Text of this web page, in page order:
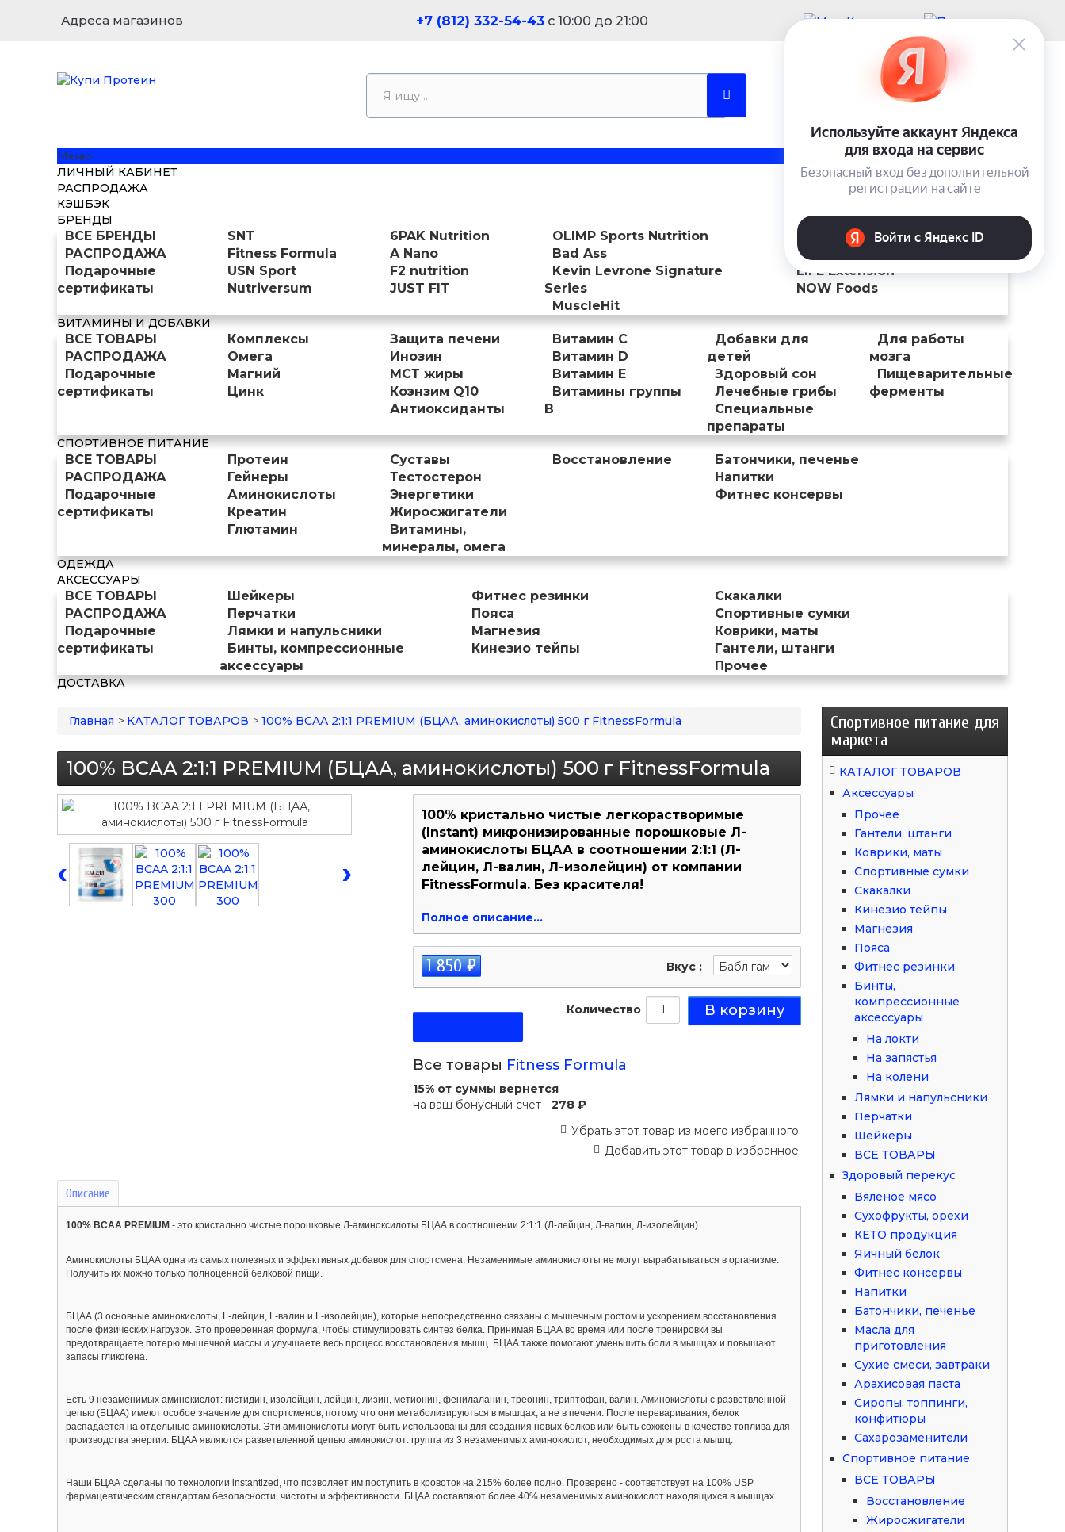
Адреса магазинов +7 (812) 332-54-43 с 10:00 до 21:00
Учетная запись
Меню
ЛИЧНЫЙ КАБИНЕТ
РАСПРОДАЖА
КЭШБЭК
БРЕНДЫ
ВСЕ БРЕНДЫ
РАСПРОДАЖА
Подарочные
сертификаты
SNT
Fitness Formula
USN Sport
Nutriversum
6PAK Nutrition
A Nano
F2 nutrition
JUST FIT
OLIMP Sports Nutrition
Bad Ass
Kevin Levrone Signature
Series
MuscleHit
Trace Minerals Research
ENZYMEDICA
LIFE Extension
NOW Foods
ВИТАМИНЫ И ДОБАВКИ
ВСЕ ТОВАРЫ
РАСПРОДАЖА
Подарочные
сертификаты
Комплексы
Омега
Магний
Цинк
Защита печени
Инозин
МСТ жиры
Коэнзим Q10
Антиоксиданты
Витамин С
Витамин D
Витамин Е
Витамины группы
B
Добавки для
детей
Здоровый сон
Лечебные грибы
Специальные
препараты
Для работы
мозга
Пищеварительные
ферменты
СПОРТИВНОЕ ПИТАНИЕ
ВСЕ ТОВАРЫ
РАСПРОДАЖА
Подарочные
сертификаты
Протеин
Гейнеры
Аминокислоты
Креатин
Глютамин
Суставы
Тестостерон
Энергетики
Жиросжигатели
Витамины,
минералы, омега
Восстановление
Батончики, печенье
Напитки
Фитнес консервы
ОДЕЖДА
АКСЕССУАРЫ
ВСЕ ТОВАРЫ
РАСПРОДАЖА
Подарочные
сертификаты
Шейкеры
Перчатки
Лямки и напульсники
Бинты, компрессионные
аксессуары
Фитнес резинки
Пояса
Магнезия
Кинезио тейпы
Скакалки
Спортивные сумки
Коврики, маты
Гантели, штанги
Прочее
ДОСТАВКА
Главная > КАТАЛОГ ТОВАРОВ > 100% BCAA 2:1:1 PREMIUM (БЦАА, аминокислоты) 500 г FitnessFormula
100% BCAA 2:1:1 PREMIUM (БЦАА, аминокислоты) 500 г FitnessFormula
‹ ›
100% кристально чистые легкорастворимые
(Instant) микронизированные порошковые Л-
аминокислоты БЦАА в соотношении 2:1:1 (Л-
лейцин, Л-валин, Л-изолейцин) от компании
FitnessFormula. Без красителя!
Полное описание...
Вкус :
1 850 ₽
Количество
Все товары Fitness Formula
15% от суммы вернется
на ваш бонусный счет - 278 ₽
Убрать этот товар из моего избранного.
Добавить этот товар в избранное.
Описание
100% BCAA PREMIUM - это кристально чистые порошковые Л-аминоксилоты БЦАА в соотношении 2:1:1 (Л-лейцин, Л-валин, Л-изолейцин).
Аминокислоты БЦАА одна из самых полезных и эффективных добавок для спортсмена. Незаменимые аминокислоты не могут вырабатываться в организме.
Получить их можно только полноценной белковой пищи.
БЦАА (3 основные аминокислоты, L-лейцин, L-валин и L-изолейцин), которые непосредственно связаны с мышечным ростом и ускорением восстановления
после физических нагрузок. Это проверенная формула, чтобы стимулировать синтез белка. Принимая БЦАА во время или после тренировки вы
предотвращаете потерю мышечной массы и улучшаете весь процесс восстановления мышц. БЦАА также помогают уменьшить боли в мышцах и повышают
запасы гликогена.
Есть 9 незаменимых аминокислот: гистидин, изолейцин, лейцин, лизин, метионин, фенилаланин, треонин, триптофан, валин. Аминокислоты с разветвленной
цепью (БЦАА) имеют особое значение для спортсменов, потому что они метаболизируються в мышцах, а не в печени. После переваривания, белок
распадается на отдельные аминокислоты. Эти аминокислоты могут быть использованы для создания новых белков или быть сожжены в качестве топлива для
производства энергии. БЦАА являются разветвленной цепью аминокислот: группа из 3 незаменимых аминокислот, необходимых для роста мышц.
Наши БЦАА сделаны по технологии instantized, что позволяет им поступить в кровоток на 215% более полно. Проверено - соответствует на 100% USP
фармацевтическим стандартам безопасности, чистоты и эффективности. БЦАА составляют более 40% незаменимых аминокислот находящихся в мышцах.
Спортивное питание для
маркета
КАТАЛОГ ТОВАРОВ
Аксессуары
Прочее
Гантели, штанги
Коврики, маты
Спортивные сумки
Скакалки
Кинезио тейпы
Магнезия
Пояса
Фитнес резинки
Бинты,
компрессионные
аксессуары
На локти
На запястья
На колени
Лямки и напульсники
Перчатки
Шейкеры
ВСЕ ТОВАРЫ
Здоровый перекус
Вяленое мясо
Сухофрукты, орехи
КЕТО продукция
Яичный белок
Фитнес консервы
Напитки
Батончики, печенье
Масла для
приготовления
Сухие смеси, завтраки
Арахисовая паста
Сиропы, топпинги,
конфитюры
Сахарозаменители
Спортивное питание
ВСЕ ТОВАРЫ
Восстановление
Жиросжигатели